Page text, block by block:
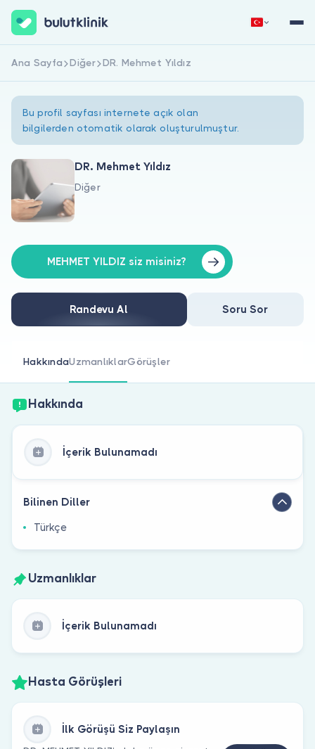
Hakkımızda
Doktorlar için
Doktor musunuz?
Hemen Kaydol
Ana Sayfa Diğer DR. Mehmet Yıldız
Bu profil sayfası internete açık olan
bilgilerden otomatik olarak oluşturulmuştur.
DR. Mehmet Yıldız
Diğer
MEHMET YILDIZ siz misiniz?
Randevu Al Soru Sor
HakkındaUzmanlıklarGörüşler
Hakkında
İçerik Bulunamadı
Bilinen Diller
Türkçe
Uzmanlıklar
İçerik Bulunamadı
Hasta Görüşleri
İlk Görüşü Siz Paylaşın